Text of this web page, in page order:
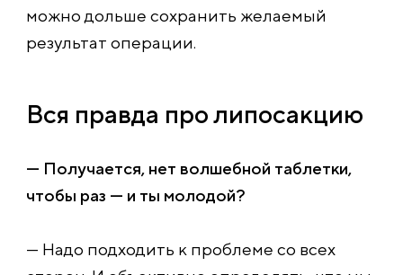
можно дольше сохранить желаемый
результат операции.
Вся правда про липосакцию
— Получается, нет волшебной таблетки,
чтобы раз — и ты молодой?
— Надо подходить к проблеме со всех